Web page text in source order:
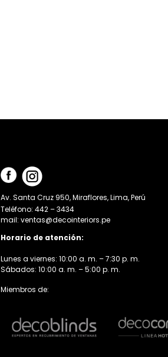
Av. Santa Cruz 950, Miraflores, Lima, Perú
Teléfono: 442 – 3434
mail: ventas@decointeriors.pe
Horario de atención:
Lunes a viernes: 10:00 a. m. – 7:30 p. m.
Sábados: 10:00 a. m. – 5:00 p. m.
Miembros de: